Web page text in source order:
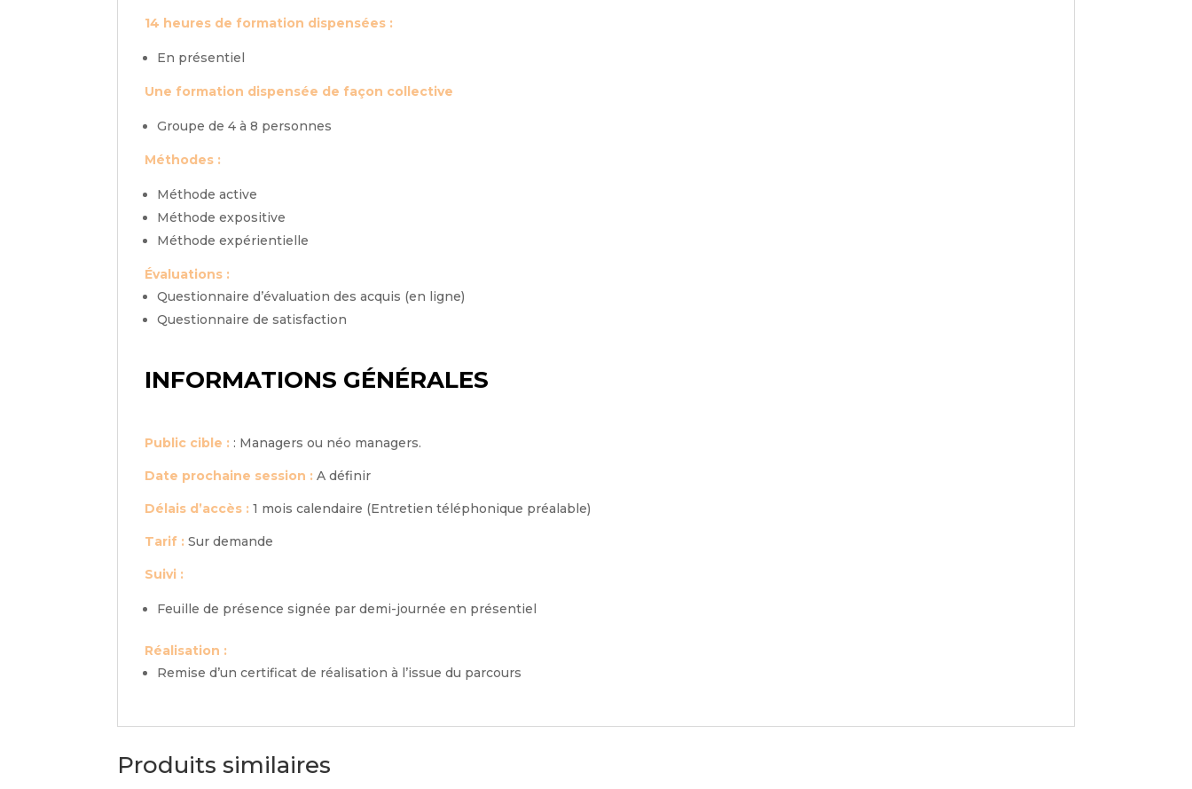
14 heures de formation dispensées :
En présentiel
Une formation dispensée de façon collective
Groupe de 4 à 8 personnes
Méthodes :
Méthode active
Méthode expositive
Méthode expérientielle
Évaluations :
Questionnaire d’évaluation des acquis (en ligne)
Questionnaire de satisfaction
INFORMATIONS GÉNÉRALES
Public cible : : Managers ou néo managers.
Date prochaine session : A définir
Délais d’accès : 1 mois calendaire (Entretien téléphonique préalable)
Tarif : Sur demande
Suivi :
Feuille de présence signée par demi-journée en présentiel
Réalisation :
Remise d’un certificat de réalisation à l’issue du parcours
Produits similaires